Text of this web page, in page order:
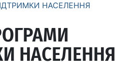
НАСЕЛЕННЯ
НАСЕЛЕННЯ